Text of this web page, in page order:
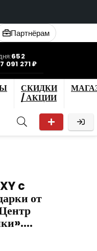
Партнёрам
652
7 091 271 ₽
СКИДКИ
/ АКЦИИ
c
от